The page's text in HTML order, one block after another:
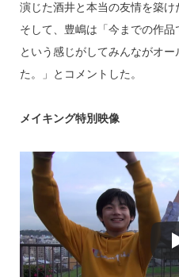
演じた酒井と本当の友情を築け
そして、豊嶋は「今までの作品
という感じがしてみんながオ
た。」とコメントした。
メイキング特別映像